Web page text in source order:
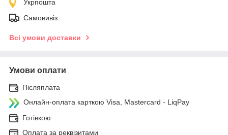
Укрпошта
Самовивіз
Всі умови доставки
Умови оплати
Післяплата
Онлайн-оплата карткою Visa, Mastercard - LiqPay
Готівкою
Оплата за реквізитами